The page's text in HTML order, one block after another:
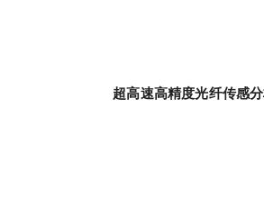
超高速高精度光纤传感